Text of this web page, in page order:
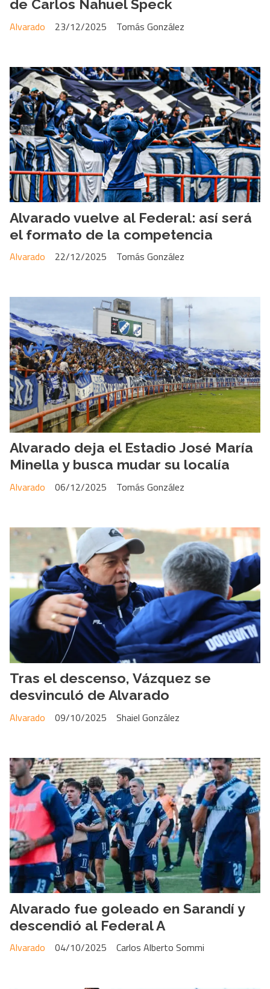
de Carlos Nahuel Speck
Tomás González
Alvarado 23/12/2025
Alvarado vuelve al Federal: así será
el formato de la competencia
Tomás González
Alvarado 22/12/2025
Alvarado deja el Estadio José María
Minella y busca mudar su localía
Tomás González
Alvarado 06/12/2025
Tras el descenso, Vázquez se
desvinculó de Alvarado
Shaiel González
Alvarado 09/10/2025
Alvarado fue goleado en Sarandí y
descendió al Federal A
Carlos Alberto Sommi
Alvarado 04/10/2025